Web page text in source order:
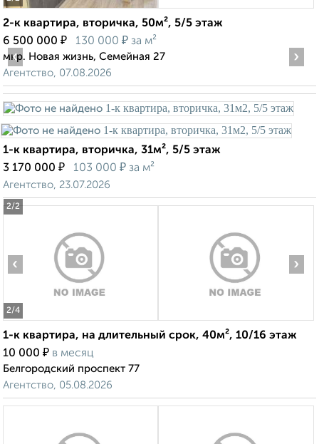
2-к квартира, вторичка, 50м², 5/5 этаж
6 500 000 ₽ 130 000 ₽ за м²
мкр. Новая жизнь, Семейная 27
Агентство, 07.08.2026
2/2
‹ ›
1-к квартира, вторичка, 31м², 5/5 этаж
3 170 000 ₽ 103 000 ₽ за м²
Агентство, 23.07.2026
2/4
‹ ›
1-к квартира, на длительный срок, 40м², 10/16 этаж
10 000 ₽ в месяц
Белгородский проспект 77
Агентство, 05.08.2026